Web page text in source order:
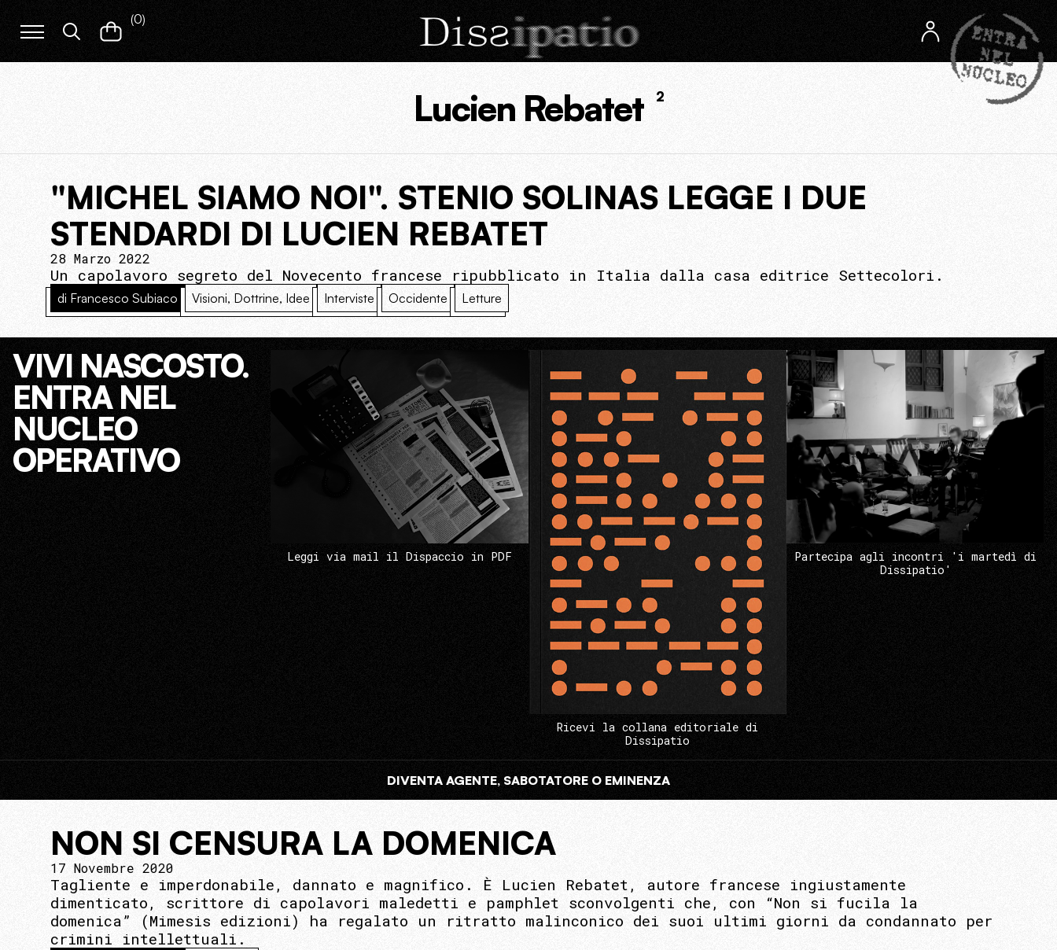
(0)
Lucien Rebatet 2
"MICHEL SIAMO NOI". STENIO SOLINAS LEGGE I DUE
STENDARDI DI LUCIEN REBATET
28 Marzo 2022
Un capolavoro segreto del Novecento francese ripubblicato in Italia dalla casa editrice Settecolori.
di Francesco Subiaco Visioni, Dottrine, Idee Interviste Occidente Letture
VIVI NASCOSTO.
ENTRA NEL
NUCLEO
OPERATIVO
Leggi via mail il Dispaccio in PDF
Ricevi la collana editoriale di
Dissipatio
Partecipa agli incontri 'i martedì di
Dissipatio'
DIVENTA AGENTE, SABOTATORE O EMINENZA
NON SI CENSURA LA DOMENICA
17 Novembre 2020
Tagliente e imperdonabile, dannato e magnifico. È Lucien Rebatet, autore francese ingiustamente
dimenticato, scrittore di capolavori maledetti e pamphlet sconvolgenti che, con “Non si fucila la
domenica” (Mimesis edizioni) ha regalato un ritratto malinconico dei suoi ultimi giorni da condannato per
crimini intellettuali.